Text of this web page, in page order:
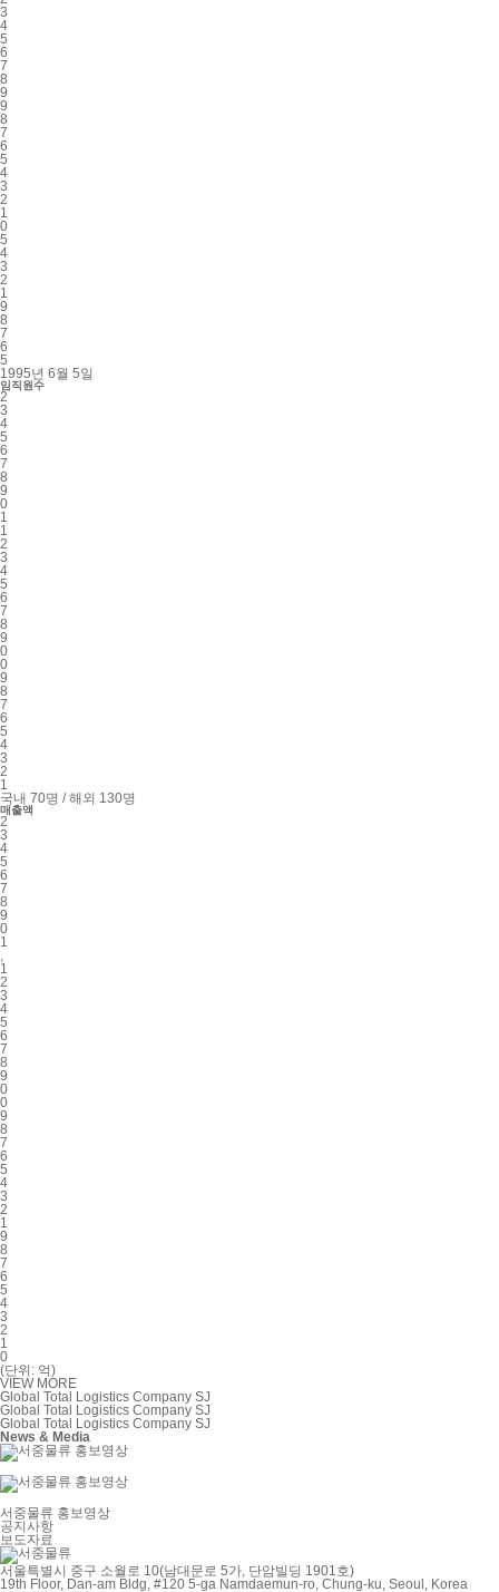
3
4
5
6
7
8
9
9
8
7
6
5
4
3
2
1
0
5
4
3
2
1
9
8
7
6
5
1995년 6월 5일
임직원수
2
3
4
5
6
7
8
9
0
1
1
2
3
4
5
6
7
8
9
0
0
9
8
7
6
5
4
3
2
1
국내 70명 / 해외 130명
매출액
2
3
4
5
6
7
8
9
0
1
1
2
3
4
5
6
7
8
9
0
0
9
8
7
6
5
4
3
2
1
9
8
7
6
5
4
3
2
1
0
(단위: 억)
VIEW MORE
Global Total Logistics Company SJ
Global Total Logistics Company SJ
Global Total Logistics Company SJ
News & Media
서중물류 홍보영상
공지사항
보도자료
서울특별시 중구 소월로 10(남대문로 5가, 단암빌딩 1901호)
19th Floor, Dan-am Bldg, #120 5-ga Namdaemun-ro, Chung-ku, Seoul, Korea